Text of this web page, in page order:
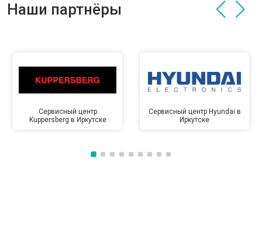
Наши партнёры
Сервисный центр
Kuppersberg в Иркутске
Сервисный центр Hyundai в
Иркутске